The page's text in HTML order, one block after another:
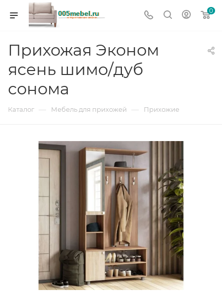
0
Прихожая Эконом
ясень шимо/дуб
сонома
Каталог — Мебель для прихожей — Прихожие